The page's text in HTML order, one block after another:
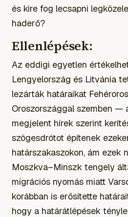
és kire fog lecsapni
haderő?
Ellenlépések:
Az eddigi egyetlen
Lengyelország és Litvánia
lezárták határaikat
Oroszországgal szemben —
megjelent hírek szerint
szögesdrótot építenek
határszakaszokon, ám ezek
Moszkva–Minszk tengely
migrációs nyomás miatt
korábban is erősítette
hogy a határátlépések